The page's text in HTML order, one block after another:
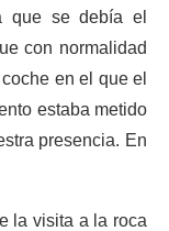
que se debía el
con normalidad
en el que el
estaba metido
presencia. En
la visita a la roca